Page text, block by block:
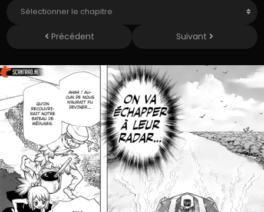
Précédent Suivant